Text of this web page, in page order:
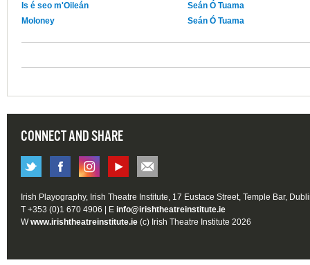
Is é seo m'Oileán
Seán Ó Tuama
Moloney
Seán Ó Tuama
CONNECT AND SHARE
Irish Playography, Irish Theatre Institute, 17 Eustace Street, Temple Bar,
T +353 (0)1 670 4906 | E info@irishtheatreinstitute.ie
Wwww.irishtheatreinstitute.ie (c) Irish Theatre Institute 2026